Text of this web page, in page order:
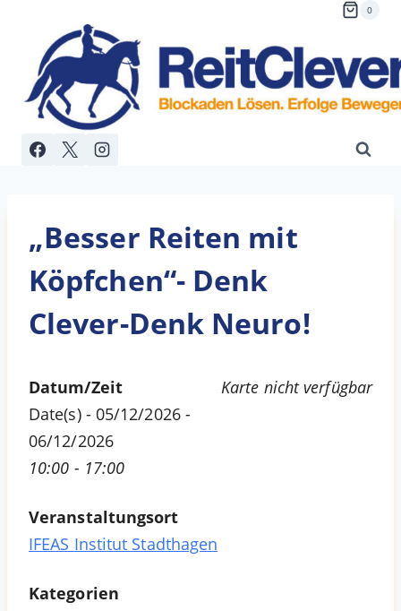
springen
0
„Besser Reiten mit
Köpfchen“- Denk
Clever-Denk Neuro!
Karte nicht verfügbar
Datum/Zeit
Date(s) - 05/12/2026 -
06/12/2026
10:00 - 17:00
Veranstaltungsort
IFEAS Institut Stadthagen
Kategorien